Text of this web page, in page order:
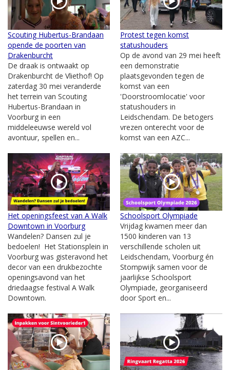
Scouting Hubertus-Brandaan
opende de poorten van
Drakenburcht
De draak is ontwaakt op
Drakenburcht de Vliethof! Op
zaterdag 30 mei veranderde
het terrein van Scouting
Hubertus-Brandaan in
Voorburg in een
middeleeuwse wereld vol
avontuur, spellen en...
Protest tegen komst
statushouders
Op de avond van 29 mei heeft
een demonstratie
plaatsgevonden tegen de
komst van een
'Doorstroomlocatie' voor
statushouders in
Leidschendam. De betogers
vrezen onterecht voor de
komst van een AZC...
Het openingsfeest van A Walk
Downtown in Voorburg
Wandelen? Dansen zul je
bedoelen! Het Stationsplein in
Voorburg was gisteravond het
decor van een drukbezochte
openingsavond van het
driedaagse festival A Walk
Downtown.
Schoolsport Olympiade
Vrijdag kwamen meer dan
1500 kinderen van 13
verschillende scholen uit
Leidschendam, Voorburg én
Stompwijk samen voor de
jaarlijkse Schoolsport
Olympiade, georganiseerd
door Sport en...